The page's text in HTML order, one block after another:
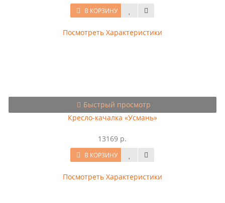
В КОРЗИНУ
Посмотреть Характеристики
Быстрый просмотр
Кресло-качалка «Усмань»
13169 р.
В КОРЗИНУ
Посмотреть Характеристики